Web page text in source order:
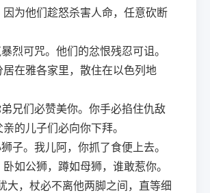
因为他们趁怒杀害人命，任意砍断
烈可咒。他们的忿恨残忍可诅。
居在雅各家里，散住在以色列地
兄们必赞美你。你手必掐住仇敌
的儿子们必向你下拜。
子。我儿阿，你抓了食便上去。
如公狮，蹲如母狮，谁敢惹你。
大，杖必不离他两脚之间，直等细